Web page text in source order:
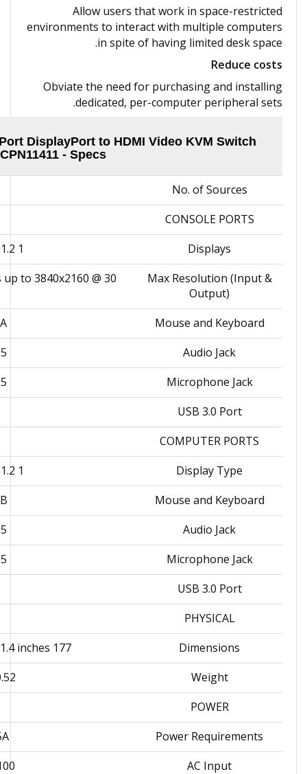
Allow users that work in space-restricted
environments to interact with multiple computers
in spite of hav‌ing limited desk space.
Reduce costs
Obviate the need for purchasing and installing
dedicated, per-computer peripheral sets.
DisplayPort to HDMI Video KVM Switch
CPN11411 - Specs
No. of Sources
CONSOLE PORTS
Displays
1 x DisplayPort 1.2
Max Resolution (Input &
Output)
to 3840x2160 @ 30
Mouse and Keyboard
Audio Jack
Microphone Jack
USB 3.0 Port
COMPUTER PORTS
Display Type
1 x DisplayPort 1.2
Mouse and Keyboard
Audio Jack
Microphone Jack
USB 3.0 Port
PHYSICAL
Dimensions
177 x 82 x 35 mm / 7 x 3.2 x 1.4 inches
Weight
(1.1 lbs)
POWER
Power Requirements
AC Input
240V AC